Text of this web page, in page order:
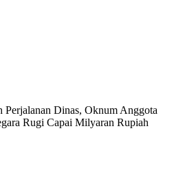
Perjalanan Dinas, Oknum Anggota
Rugi Capai Milyaran Rupiah